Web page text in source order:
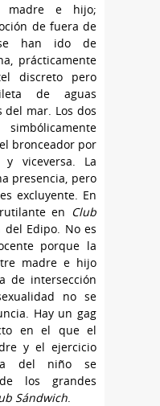
madre e hijo;
de fuera de
han ido de
prácticamente
discreto pero
de aguas
mar. Los dos
bronceador por
viceversa. La
presencia, pero
excluyente. En
en Club
Edipo. No es
porque la
madre e hijo
de intersección
no se
Hay un gag
en el que el
y el ejercicio
del niño se
los grandes
Sándwich